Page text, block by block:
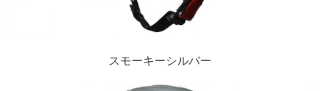
スモーキーシルバー